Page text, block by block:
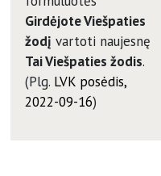
Girdėjote Viešpaties
žodį vartoti naujesnę
Tai Viešpaties žodis.
(Plg. LVK posėdis,
2022-09-16)